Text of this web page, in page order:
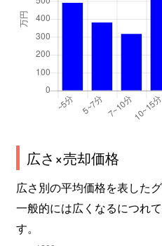
広さ×売却価格
広さ別の平均価格を表したグ
一般的には広くなるにつれ
す。